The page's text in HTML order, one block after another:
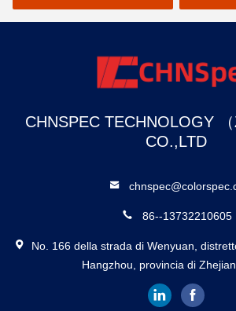
colorimetro di Lightweigh
CHNSPEC TECHNOLOGY （
CO.,LTD
86--13732210605
No. 166 della strada di Wenyuan,
Hangzhou, provincia di